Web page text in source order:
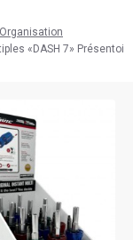
«DASH 7» Présentoi